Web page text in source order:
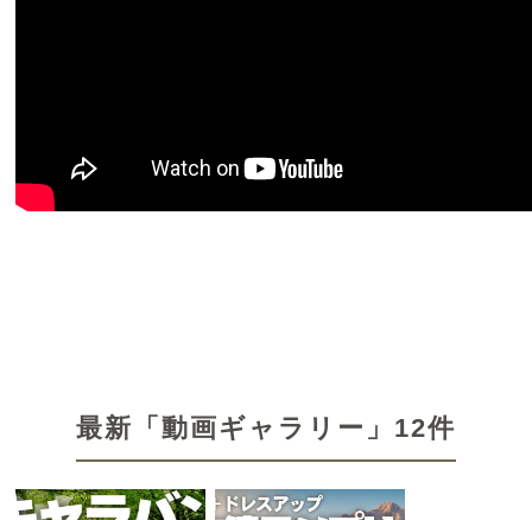
最新「動画ギャラリー」12件